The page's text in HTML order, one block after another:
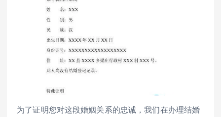
为了证明您对这段婚姻关系的忠诚，我们在办理结婚